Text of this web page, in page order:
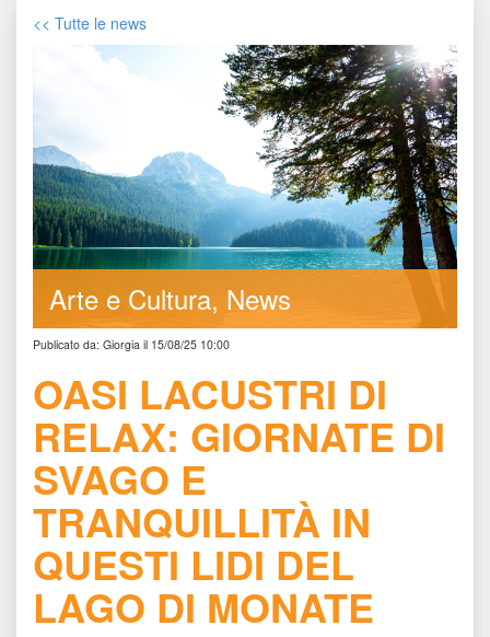
<< Tutte le new
Arte e Cultura New
Publicato da: Giorgia il 15/08/25 10:00
OASI LACUSTRI DI
RELAX: GIORNATE DI
SVAGO E
TRANQUILLITÀ IN
QUESTI LIDI DEL
LAGO DI MONATE